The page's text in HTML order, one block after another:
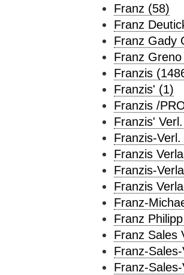
Franz (58)
Franz
Franz Gady
Franz
Franzis
Franzis' (1)
Franzis /
Franzis'
Franzis-
Franzis
Franzis-
Franzis
Franz-
Franz
Franz Sales
Franz-
Franz-